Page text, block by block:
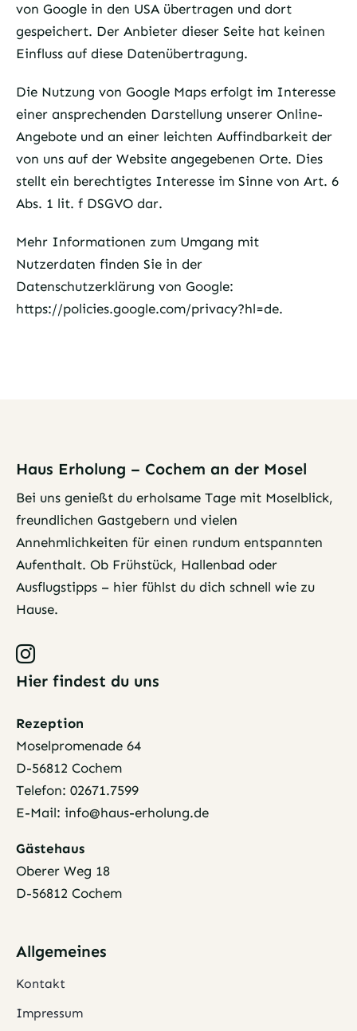
von Google in den USA übertragen und dort
gespeichert. Der Anbieter dieser Seite hat keinen
Einfluss auf diese Datenübertragung.
Die Nutzung von Google Maps erfolgt im Interesse
einer ansprechenden Darstellung unserer Online-
Angebote und an einer leichten Auffindbarkeit der
von uns auf der Website angegebenen Orte. Dies
stellt ein berechtigtes Interesse im Sinne von Art. 6
Abs. 1 lit. f DSGVO dar.
Mehr Informationen zum Umgang mit
Nutzerdaten finden Sie in der
Datenschutzerklärung von Google:
https://policies.google.com/privacy?hl=de.
Haus Erholung – Cochem an der Mosel
Bei uns genießt du erholsame Tage mit Moselblick,
freundlichen Gastgebern und vielen
Annehmlichkeiten für einen rundum entspannten
Aufenthalt. Ob Frühstück, Hallenbad oder
Ausflugstipps – hier fühlst du dich schnell wie zu
Hause.
Hier findest du uns
Rezeption
Moselpromenade 64
D-56812 Cochem
Telefon: 02671.7599
E-Mail: info@haus-erholung.de
Gästehaus
Oberer Weg 18
D-56812 Cochem
Allgemeines
Kontakt
Impressum